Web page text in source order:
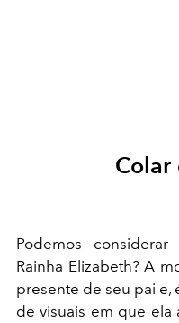
Colar
Podemos
Rainha Elizabeth? A
presente de seu pai e,
de visuais em que ela